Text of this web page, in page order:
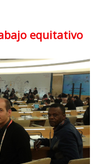
equitativo